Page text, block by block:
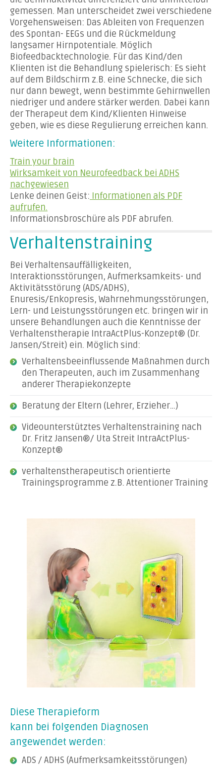
gemessen. Man unterscheidet zwei verschiedene
Vorgehensweisen: Das Ableiten von Frequenzen
des Spontan- EEGs und die Rückmeldung
langsamer Hirnpotentiale. Möglich
Biofeedbacktechnologie. Für das Kind/den
Klienten ist die Behandlung spielerisch: Es sieht
auf dem Bildschirm z.B. eine Schnecke, die sich
nur dann bewegt, wenn bestimmte Gehirnwellen
niedriger und andere stärker werden. Dabei kann
der Therapeut dem Kind/Klienten Hinweise
geben, wie es diese Regulierung erreichen kann.
Weitere Informationen:
Train your brain
Wirksamkeit von Neurofeedback bei ADHS
nachgewiesen
Lenke deinen Geist: Informationen als PDF
aufrufen.
Informationsbroschüre als PDF abrufen.
Verhaltenstraining
Bei Verhaltensauffälligkeiten,
Interaktionsstörungen, Aufmerksamkeits- und
Aktivitätsstörung (ADS/ADHS),
Enuresis/Enkopresis, Wahrnehmungsstörungen,
Lern- und Leistungsstörungen etc. bringen wir in
unsere Behandlungen auch die Kenntnisse der
Verhaltenstherapie IntraActPlus-Konzept® (Dr.
Jansen/Streit) ein. Möglich sind:
Verhaltensbeeinflussende Maßnahmen durch
den Therapeuten, auch im Zusammenhang
anderer Therapiekonzepte
Beratung der Eltern (Lehrer, Erzieher…)
Videounterstütztes Verhaltenstraining nach
Dr. Fritz Jansen®/ Uta Streit IntraActPlus-
Konzept®
verhaltenstherapeutisch orientierte
Trainingsprogramme z.B. Attentioner Training
Diese Therapieform
kann bei folgenden Diagnosen
angewendet werden:
ADS / ADHS (Aufmerksamkeitsstörungen)